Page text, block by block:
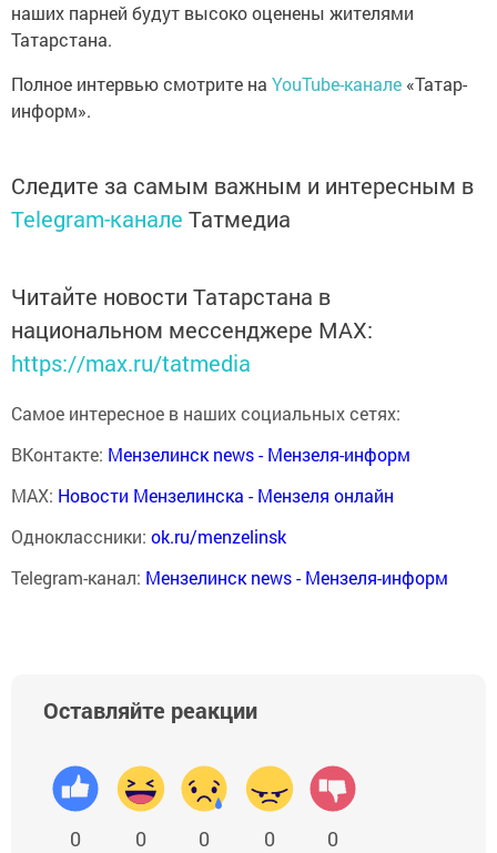
наших парней будут высоко оценены жителями
Татарстана.
Полное интервью смотрите на YouTube-канале «Татар-
информ».
Следите за самым важным и интересным в
Telegram-канале Татмедиа
Читайте новости Татарстана в
национальном мессенджере MАХ:
https://max.ru/tatmedia
Самое интересное в наших социальных сетях:
ВКонтакте: Мензелинск news - Мензеля-информ
MAX: Новости Мензелинска - Мензеля онлайн
Одноклассники: ok.ru/menzelinsk
Telegram-канал: Мензелинск news - Мензеля-информ
Оставляйте реакции
0 0 0 0 0